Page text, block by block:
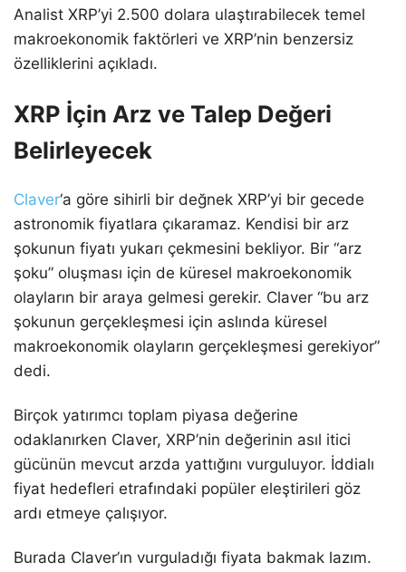
Analist XRP’yi 2.500 dolara ulaştırabilecek temel
makroekonomik faktörleri ve XRP’nin benzersiz
özelliklerini açıkladı.
XRP İçin Arz ve Talep Değeri
Belirleyecek
Claver‘a göre sihirli bir değnek XRP’yi bir gecede
astronomik fiyatlara çıkaramaz. Kendisi bir arz
şokunun fiyatı yukarı çekmesini bekliyor. Bir “arz
şoku” oluşması için de küresel makroekonomik
olayların bir araya gelmesi gerekir. Claver “bu arz
şokunun gerçekleşmesi için aslında küresel
makroekonomik olayların gerçekleşmesi gerekiyor”
dedi.
Birçok yatırımcı toplam piyasa değerine
odaklanırken Claver, XRP’nin değerinin asıl itici
gücünün mevcut arzda yattığını vurguluyor. İddialı
fiyat hedefleri etrafındaki popüler eleştirileri göz
ardı etmeye çalışıyor.
Burada Claver’ın vurguladığı fiyata bakmak lazım.